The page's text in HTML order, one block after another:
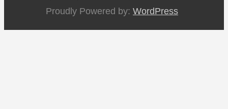
Proudly Powered by: WordPress